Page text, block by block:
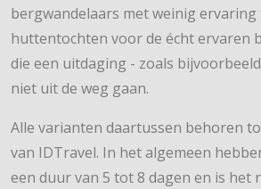
bergwandelaars met weinig
huttentochten voor de écht ervaren
die een uitdaging - zoals
niet uit de weg gaan.
Alle varianten daartussen behoren
van IDTravel. In het algemeen
een duur van 5 tot 8 dagen en is het